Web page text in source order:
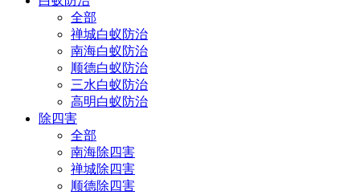
全部
禅城白蚁防治
南海白蚁防治
顺德白蚁防治
三水白蚁防治
高明白蚁防治
除四害
全部
南海除四害
禅城除四害
顺德除四害